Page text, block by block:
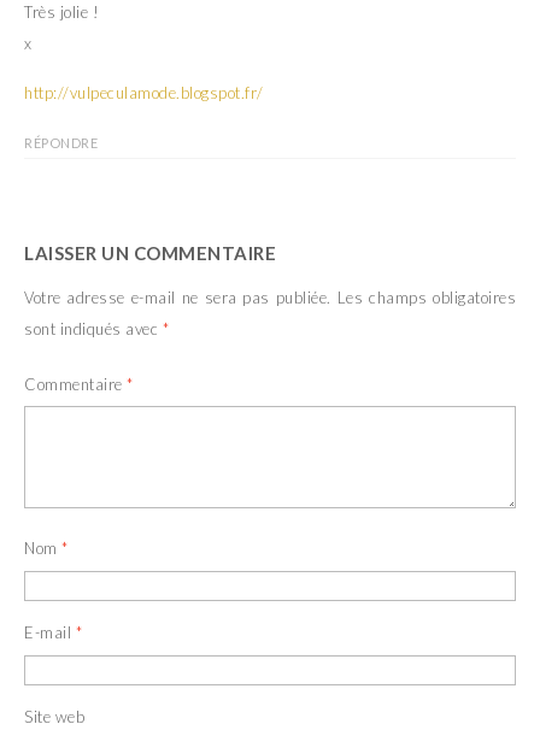
Très jolie !
x
http://vulpeculamode.blogspot.fr/
RÉPONDRE
LAISSER UN COMMENTAIRE
Votre adresse e-mail ne sera pas publiée. Les champs obligatoires
sont indiqués avec *
Commentaire *
Nom *
E-mail *
Site web